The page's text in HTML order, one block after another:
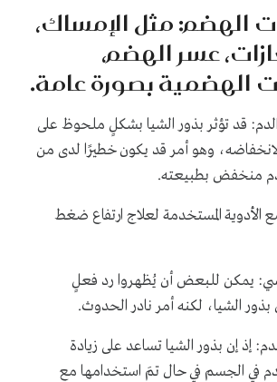
الهضم: مثل الإمساك،
عسر الهضم،
الهضمية بصورة عامة.
قد تؤثر بذور الشيا بشكلٍ ملحوظ على
وهو أمر قد يكون خطيرًا لدى من
منخفض بطبيعته.
المستخدمة لعلاج ارتفاع ضغط
يمكن للبعض أن يُظهروا رد فعلٍ
الشيا، لكنه أمر نادر الحدوث.
إذ إن بذور الشيا تساعد على زيادة
في الجسم في حال تمَ استخدامها مع